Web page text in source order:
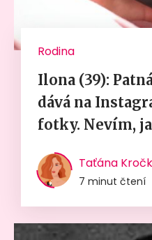
Rodina
Ilona (39):
dává na
fotky. Nevím,
Taťána
7 minut čtení